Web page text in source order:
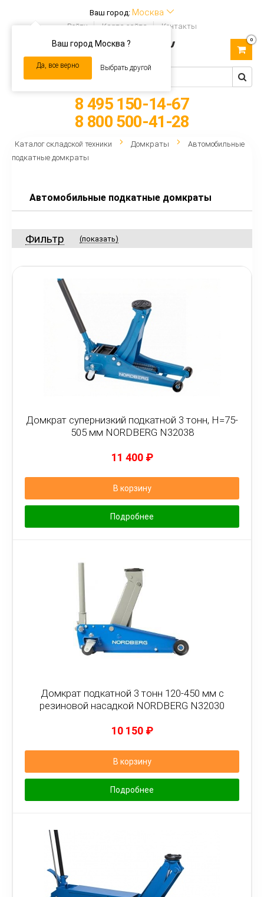
Ваш город: Москва
Ваш город Москва ?
Да, все верно Выбрать другой
Войти Карта сайта Контакты
navigation
0
8 495 150-14-67
8 800 500-41-28
Каталог складской техники Домкраты
Автомобильные
подкатные домкраты
Автомобильные подкатные домкраты
Фильтр (показать)
Домкрат супернизкий подкатной 3 тонн, H=75-
505 мм NORDBERG N32038
11 400 ₽
В корзину
Подробнее
Домкрат подкатной 3 тонн 120-450 мм с
резиновой насадкой NORDBERG N32030
10 150 ₽
В корзину
Подробнее